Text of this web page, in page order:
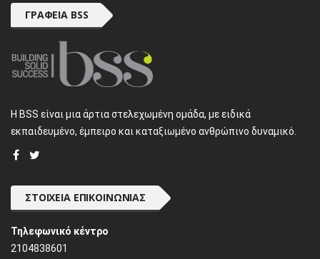
ΓΡΑΦΕΊΑ BSS
H BSS είναι μια άρτια στελεχωμένη ομάδα, με ειδικά
εκπαιδευμένο, έμπειρο και καταξιωμένο ανθρώπινο δυναμικό.
ΣΤΟΙΧΕΊΑ ΕΠΙΚΟΙΝΩΝΊΑΣ
Τηλεφωνικό κέντρο
2104838601